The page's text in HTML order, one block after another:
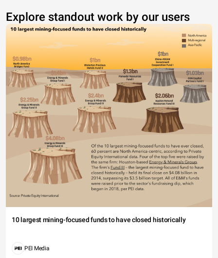
Explore standout work by our users
10 largest mining-focused funds to have closed historically
PEI Media